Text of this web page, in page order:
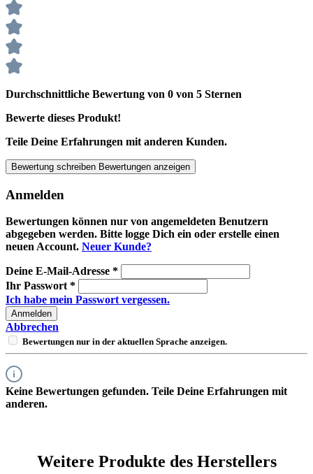
Durchschnittliche Bewertung von 0 von 5 Sternen
Bewerte dieses Produkt!
Teile Deine Erfahrungen mit anderen Kunden.
Bewertung schreiben Bewertungen anzeigen
Anmelden
Bewertungen können nur von angemeldeten Benutzern
abgegeben werden. Bitte logge Dich ein oder erstelle einen
neuen Account. Neuer Kunde?
Deine E-Mail-Adresse *
Ihr Passwort *
Ich habe mein Passwort vergessen.
Anmelden
Abbrechen
Bewertungen nur in der aktuellen Sprache anzeigen.
Keine Bewertungen gefunden. Teile Deine Erfahrungen mit
anderen.
Weitere Produkte des Herstellers